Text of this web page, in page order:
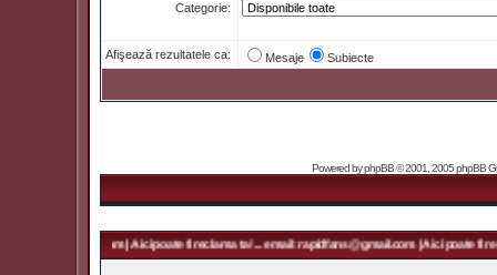
Categorie:
Afişează rezultatele ca: Mesaje Subiecte
Powered byphpBB© 2001, 2005 phpBB
| Aici poate fi reclama ta! ... email: rapidfans@gmail.com | Aici poate fi